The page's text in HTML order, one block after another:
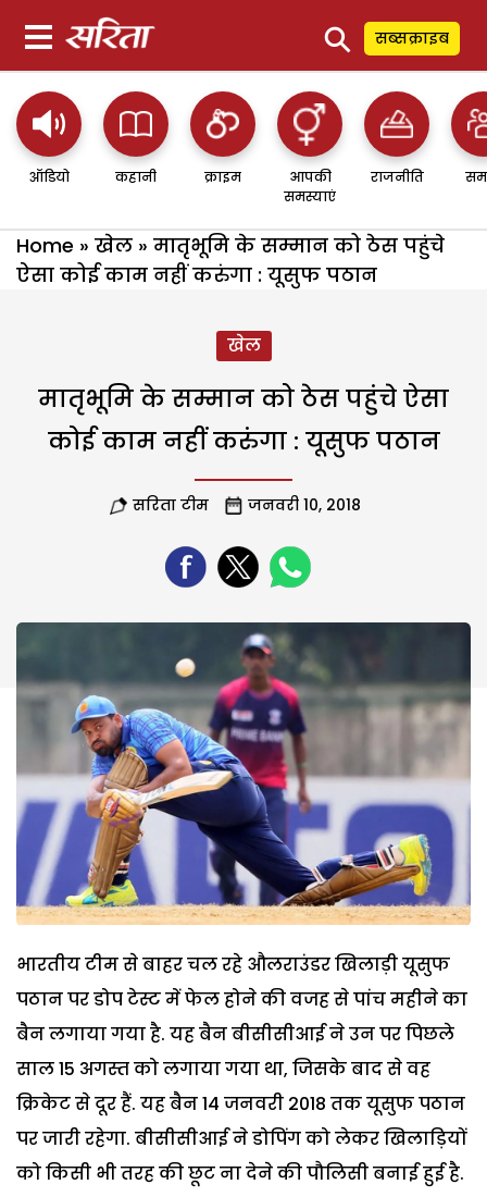
⚲ सब्सक्राइब
ऑडियो कहानी क्राइम
आपकी
समस्याएं
राजनीति
Home » खेल » मातृभूमि के सम्मान को ठेस पहुंचे
ऐसा कोई काम नहीं करुंगा : यूसुफ पठान
खेल
मातृभूमि के सम्मान को ठेस पहुंचे ऐसा
कोई काम नहीं करुंगा : यूसुफ पठान
सरिता टीम जनवरी 10, 2018
भारतीय टीम से बाहर चल रहे औलराउंडर खिलाड़ी यूसुफ
पठान पर डोप टेस्ट में फेल होने की वजह से पांच महीने का
बैन लगाया गया है. यह बैन बीसीसीआई ने उन पर पिछले
साल 15 अगस्त को लगाया गया था, जिसके बाद से वह
क्रिकेट से दूर हैं. यह बैन 14 जनवरी 2018 तक यूसुफ पठान
पर जारी रहेगा. बीसीसीआई ने डोपिंग को लेकर खिलाड़ियों
को किसी भी तरह की छूट ना देने की पौलिसी बनाई हुई है.